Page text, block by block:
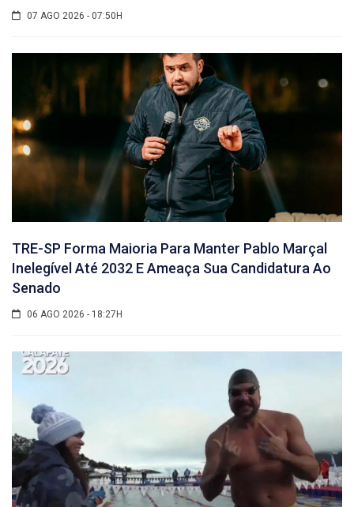
07 AGO 2026 - 07:50H
TRE-SP Forma Maioria Para Manter Pablo Marçal
Inelegível Até 2032 E Ameaça Sua Candidatura Ao
Senado
06 AGO 2026 - 18:27H